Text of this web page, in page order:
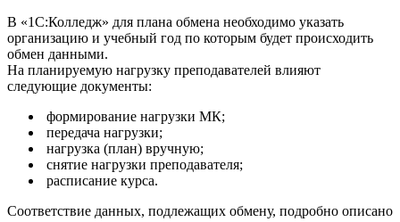
В «1С:Колледж» для плана обмена необходимо указать
организацию и учебный год по которым будет происходить
обмен данными.
На планируемую нагрузку преподавателей влияют
следующие документы:
формирование нагрузки МК;
передача нагрузки;
нагрузка (план) вручную;
снятие нагрузки преподавателя;
расписание курса.
Соответствие данных, подлежащих обмену, подробно описано